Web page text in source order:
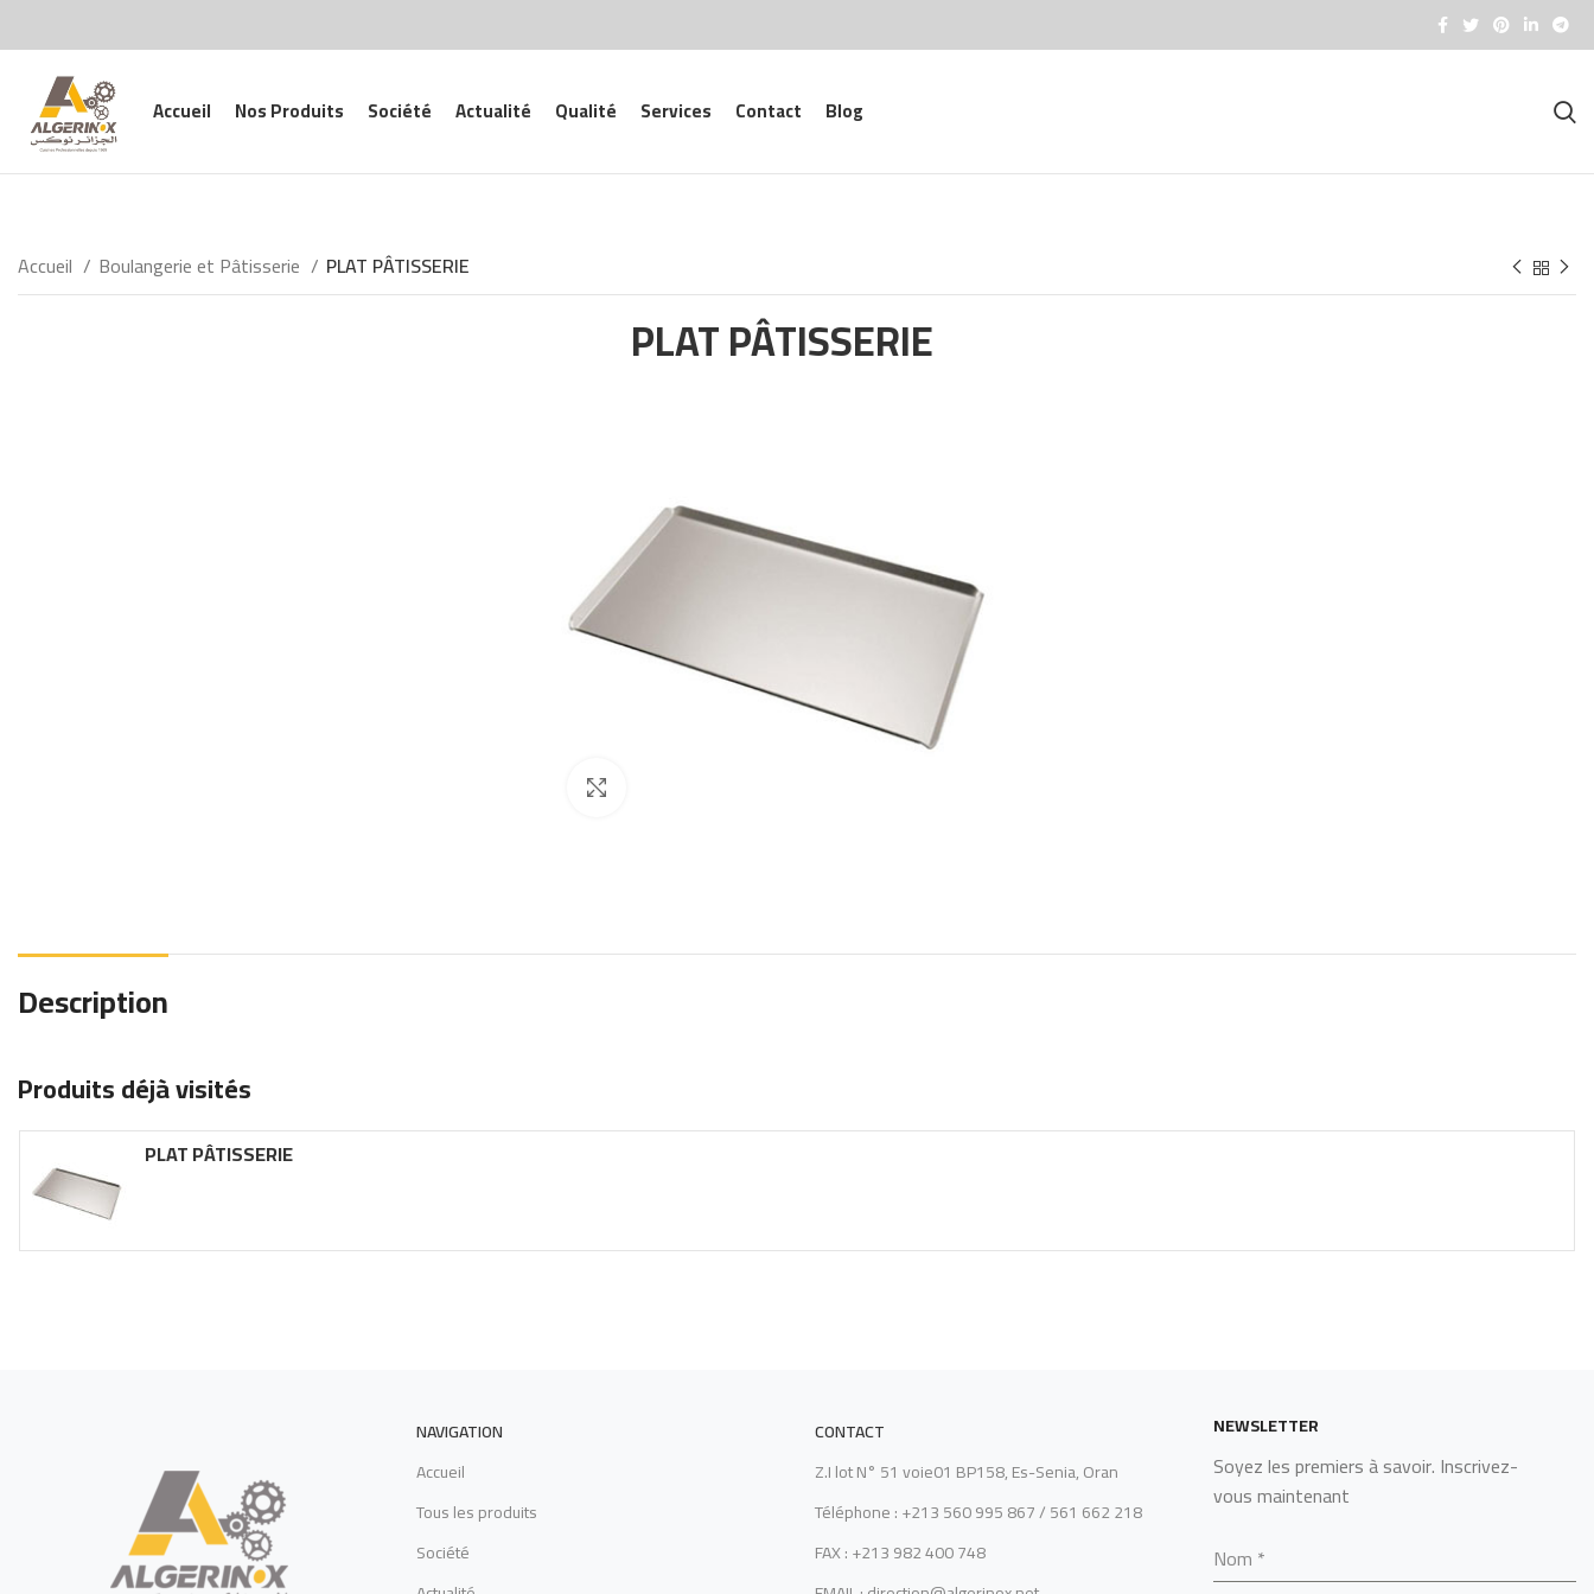
Accueil Nos Produits Société Actualité Qualité Services Contact Blog
Accueil Boulangerie et Pâtisserie PLAT PÂTISSERIE
PLAT PÂTISSERIE
Description
Produits déjà visités
PLAT PÂTISSERIE
NAVIGATION
Accueil
Tous les produits
Société
CONTACT
Z.I lot N° 51 voie01 BP158, Es-Senia, Oran
Téléphone : +213 560 995 867 / 561 662 218
FAX : +213 982 400 748
NEWSLETTER
Soyez les premiers à savoir. Inscrivez-
vous maintenant
Nom *